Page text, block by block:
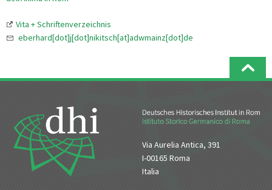
Vita + Schriftenverzeichnis
eberhard[dot]j[dot]nikitsch[at]adwmainz[dot]de
Via Aurelia Antica, 391
I-00165 Roma
Italia